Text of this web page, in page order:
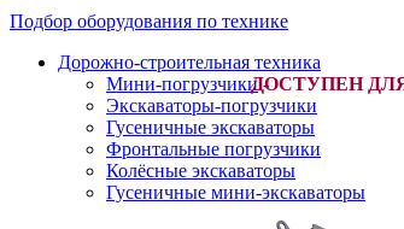
Подбор оборудования по технике
Дорожно-строительная техника
Мини-погрузчики-
Экскаваторы-погрузчики
Гусеничные экскаваторы
Фронтальные погрузчики
Колёсные экскаваторы
Гусеничные мини-экскаваторы